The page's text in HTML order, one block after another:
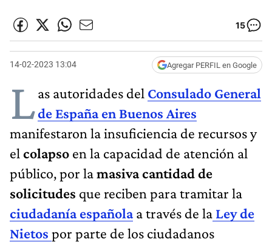
15
14-02-2023 13:04 Agregar PERFIL en Google
Las autoridades del Consulado General
de España en Buenos Aires
manifestaron la insuficiencia de recursos y
el colapso en la capacidad de atención al
público, por lamasiva cantidad de
solicitudes que reciben para tramitar la
ciudadanía española a través de la Ley de
Nietos por parte de los ciudadanos